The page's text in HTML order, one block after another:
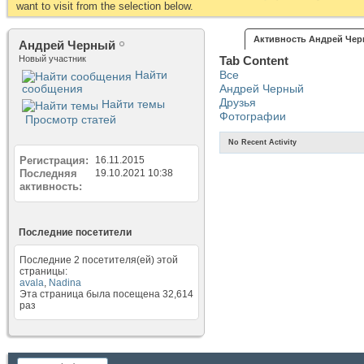
want to visit from the selection below.
Андрей Черный
Новый участник
Найти
сообщения
Найти темы
Просмотр статей
Регистрация 16.11.2015
Последняя
активность
19.10.2021 10:38
Последние посетители
Последние 2 посетителя(ей) этой
страницы:
avala, Nadina
Эта страница была посещена 32,614
раз
Активность Андрей
Tab Content
Все
Андрей Черный
Друзья
Фотографии
No Recent Activity